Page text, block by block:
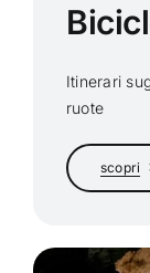
Itinerari
ruote
scopri